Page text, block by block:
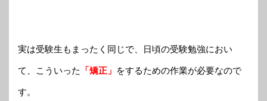
実は受験生もまったく同じで、日頃の受験勉強におい
て、こういった 「矯正」 をするための作業が必要なので
す。